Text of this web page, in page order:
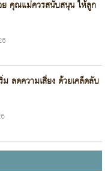
ย คุณแม่ควรสนับสนุน ให้ลูก
ลดความเสี่ยง ด้วยเคล็ดลับ